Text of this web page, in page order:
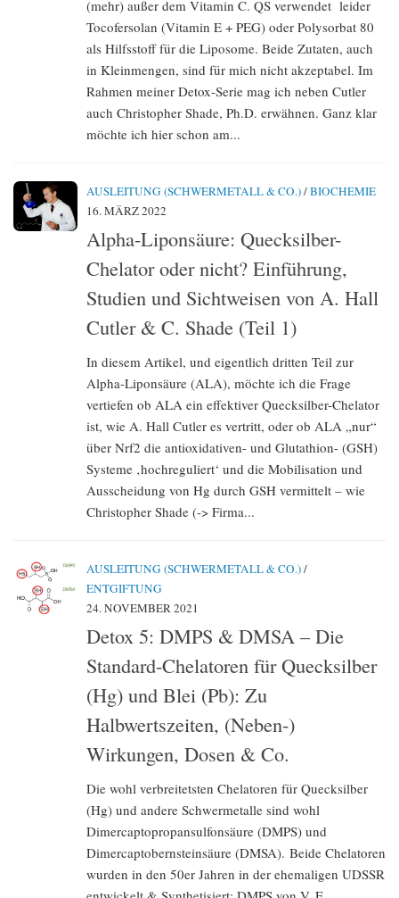
(mehr) außer dem Vitamin C. QS verwendet leider
Tocofersolan (Vitamin E + PEG) oder Polysorbat 80
als Hilfsstoff für die Liposome. Beide Zutaten, auch
in Kleinmengen, sind für mich nicht akzeptabel. Im
Rahmen meiner Detox-Serie mag ich neben Cutler
auch Christopher Shade, Ph.D. erwähnen. Ganz klar
möchte ich hier schon am...
AUSLEITUNG (SCHWERMETALL & CO.)/BIOCHEMIE
16. MÄRZ 2022
Alpha-Liponsäure: Quecksilber-
Chelator oder nicht? Einführung,
Studien und Sichtweisen von A. Hall
Cutler & C. Shade (Teil 1)
In diesem Artikel, und eigentlich dritten Teil zur
Alpha-Liponsäure (ALA), möchte ich die Frage
vertiefen ob ALA ein effektiver Quecksilber-Chelator
ist, wie A. Hall Cutler es vertritt, oder ob ALA „nur“
über Nrf2 die antioxidativen- und Glutathion- (GSH)
Systeme ‚hochreguliert‘ und die Mobilisation und
Ausscheidung von Hg durch GSH vermittelt – wie
Christopher Shade (-> Firma...
AUSLEITUNG (SCHWERMETALL & CO.)/
ENTGIFTUNG
24. NOVEMBER 2021
Detox 5: DMPS & DMSA – Die
Standard-Chelatoren für Quecksilber
(Hg) und Blei (Pb): Zu
Halbwertszeiten, (Neben-)
Wirkungen, Dosen & Co.
Die wohl verbreitetsten Chelatoren für Quecksilber
(Hg) und andere Schwermetalle sind wohl
Dimercaptopropansulfonsäure (DMPS) und
Dimercaptobernsteinsäure (DMSA). Beide Chelatoren
wurden in den 50er Jahren in der ehemaligen UDSSR